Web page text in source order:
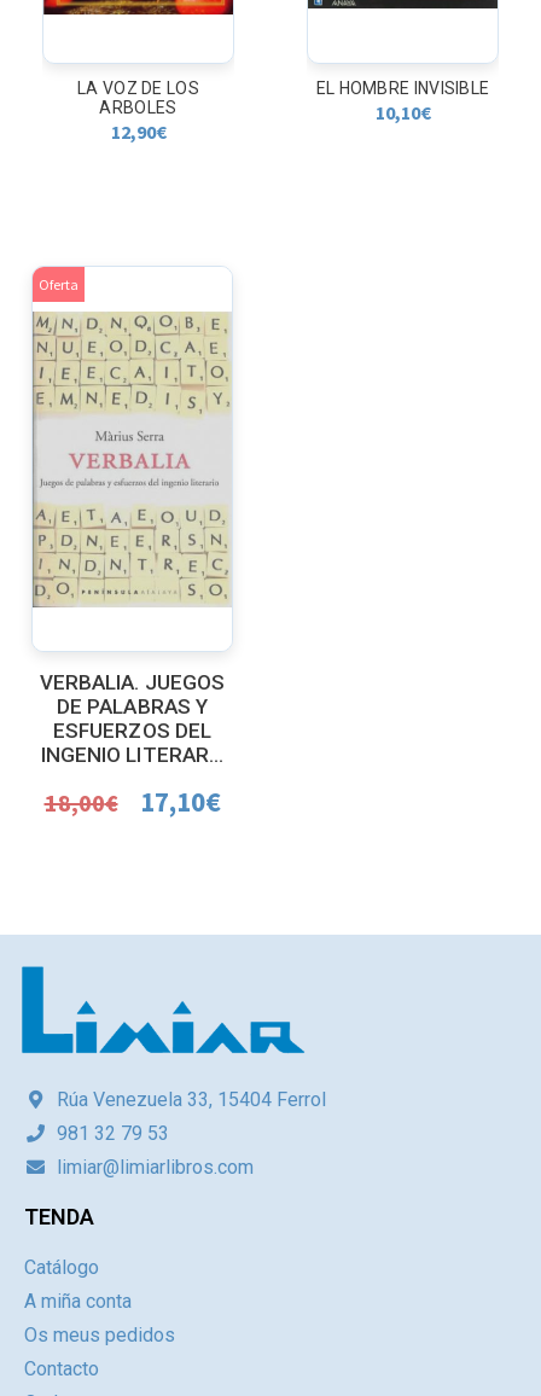
LA VOZ DE LOS
ARBOLES
12,90€
EL HOMBRE INVISIBLE
10,10€
Oferta
VERBALIA. JUEGOS
DE PALABRAS Y
ESFUERZOS DEL
INGENIO LITERAR...
18,00€ 17,10€
Rúa Venezuela 33, 15404 Ferrol
981 32 79 53
limiar@limiarlibros.com
TENDA
Catálogo
A miña conta
Os meus pedidos
Contacto